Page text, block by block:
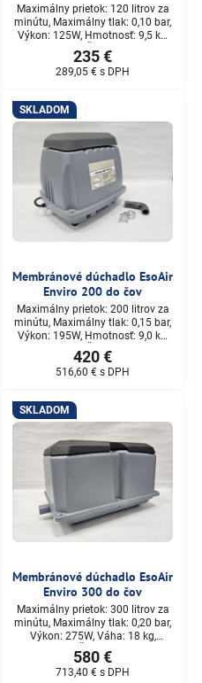
Maximálny prietok: 120 litrov za
minútu, Maximálny tlak: 0,10 bar,
Výkon: 125W, Hmotnosť: 9,5 kg,
Rozmery (D x Š x): 265 x 215 x
198 mm, Konektor Rozmery: 18
mm
235 €
289,05 € s DPH
SKLADOM
Membránové dúchadlo EsoAir
Enviro 200 do čov
Maximálny prietok: 200 litrov za
minútu, Maximálny tlak: 0,15 bar,
Výkon: 195W, Hmotnosť: 9,0 kg,
Rozmery (D x Š x): 346 x 200 x
222 mm, Konektor Rozmery: 18
mm
420 €
516,60 € s DPH
SKLADOM
Membránové dúchadlo EsoAir
Enviro 300 do čov
Maximálny prietok: 300 litrov za
minútu, Maximálny tlak: 0,20 bar,
Výkon: 275W, Váha: 18 kg,
Rozmery (D x Š x): 348,5 x 230,5 x
219mm, Konektor Rozmery: 26
mm
580 €
713,40 € s DPH